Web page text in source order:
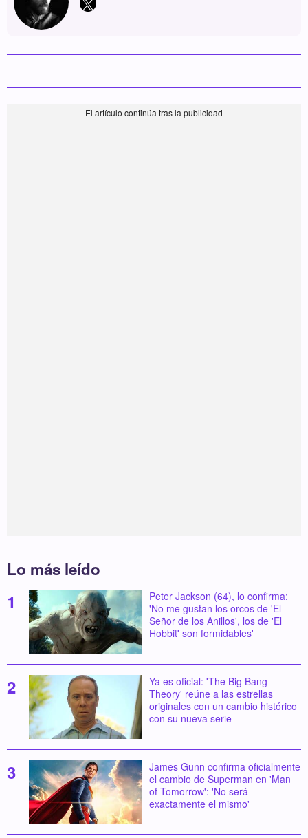
Lo más leído
Peter Jackson (64), lo confirma:
'No me gustan los orcos de 'El
Señor de los Anillos', los de 'El
Hobbit' son formidables'
Ya es oficial: 'The Big Bang
Theory' reúne a las estrellas
originales con un cambio histórico
con su nueva serie
James Gunn confirma oficialmente
el cambio de Superman en 'Man
of Tomorrow': 'No será
exactamente el mismo'